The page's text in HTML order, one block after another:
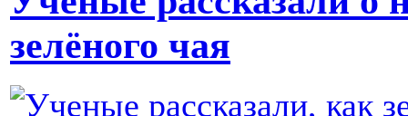
зелёного чая